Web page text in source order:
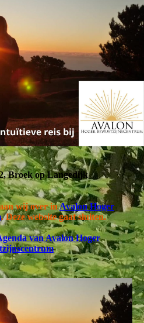
Broek op Langedijk
wij over inAvalon Hoger
. Deze website gaat sluiten.
van Avalon Hoger